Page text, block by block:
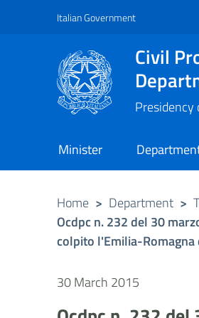
Vai al contenuto principale
Raggiungi il piè di pagina
Italian Government
Civil
Minister
Home > Department >
Ocdpc n. 232 del 30
colpito l'Emilia-
30 March 2015